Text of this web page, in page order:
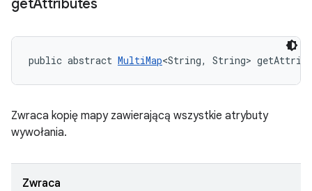
getAttributes
public abstract MultiMap<String, String>
Zwraca kopię mapy zawierającą wszystkie atrybuty
wywołania.
Zwraca